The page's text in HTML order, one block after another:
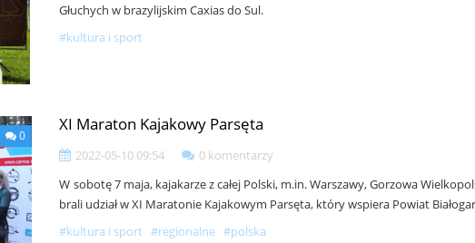
Głuchych w brazylijskim Caxias do Sul.
#kultura i sport
0
XI Maraton Kajakowy Parsęta
2022-05-10 09:54
0 komentarzy
W sobotę 7 maja, kajakarze z całej Polski, m.in. Warszawy, Gorzowa
brali udział w XI Maratonie Kajakowym Parsęta, który wspiera Powiat
#kultura i sport #regionalne #polska